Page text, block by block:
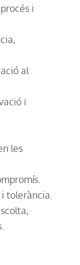
i
al
i
les
tolerància.